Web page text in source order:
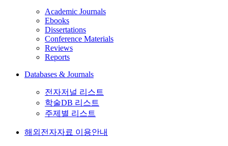
Academic Journals
Ebooks
Dissertations
Conference Materials
Reviews
Reports
Databases & Journals
전자저널 리스트
학술DB 리스트
주제별 리스트
해외전자자료 이용안내